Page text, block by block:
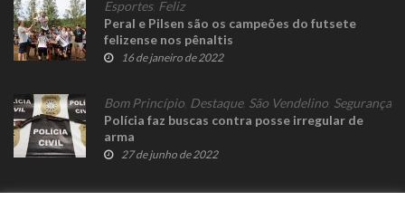
Esportes, Feliz
Peral e Pilsen são os campeões do futsete
felizense nos pênaltis
16 de janeiro de 2022
Bom Princípio Destaque, São Vendelino Segurança
Polícia faz buscas contra posse irregular de
arma
27 de junho de 2022